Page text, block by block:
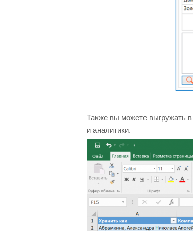
Также вы можете выгружать
и аналитики.